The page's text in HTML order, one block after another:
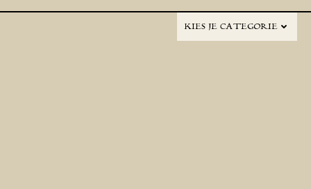
KIES JE CATEGORIE